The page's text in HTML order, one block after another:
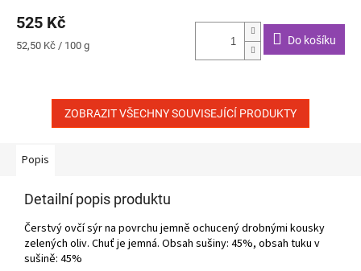
525 Kč
Měrná
52,50 Kč / 100 g Do košíku
ZOBRAZIT VŠECHNY SOUVISEJÍCÍ PRODUKTY
Popis
Detailní popis produktu
Čerstvý ovčí sýr na povrchu jemně ochucený drobnými kousky
zelených oliv. Chuť je jemná. Obsah sušiny: 45%, obsah tuku v
sušině: 45%